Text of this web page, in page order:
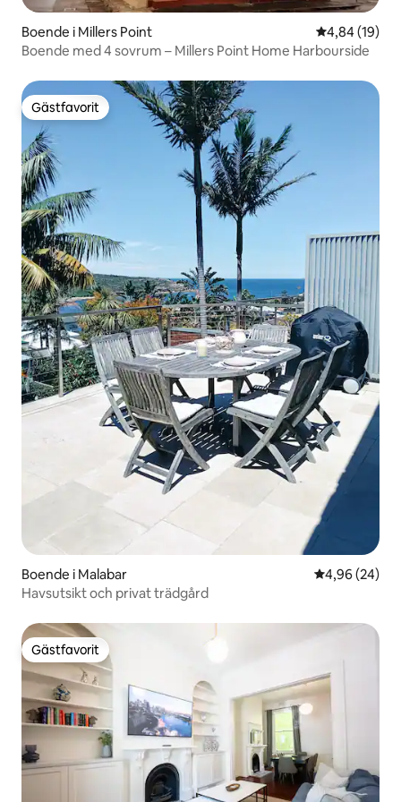
Boende i Millers Point 4,84 av 5 i
4,84 (19)
Boende med 4 sovrum – Millers Point Home Harbourside
Gästfavorit
Gästfavorit
Boende i Malabar 4,96 av 5 i
4,96 (24)
Havsutsikt och privat trädgård
Gästfavorit
Gästfavorit